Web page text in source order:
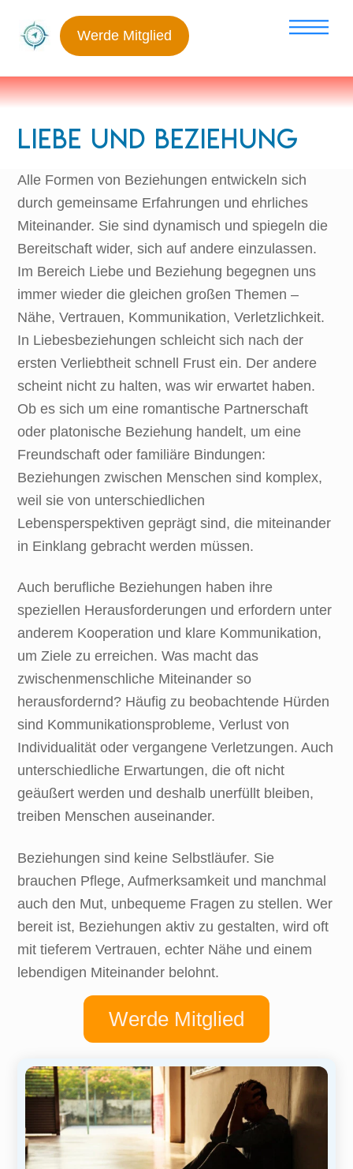
Werde Mitglied
Liebe und Beziehung
Alle Formen von Beziehungen entwickeln sich
durch gemeinsame Erfahrungen und ehrliches
Miteinander. Sie sind dynamisch und spiegeln die
Bereitschaft wider, sich auf andere einzulassen.
Im Bereich Liebe und Beziehung begegnen uns
immer wieder die gleichen großen Themen –
Nähe, Vertrauen, Kommunikation, Verletzlichkeit.
In Liebesbeziehungen schleicht sich nach der
ersten Verliebtheit schnell Frust ein. Der andere
scheint nicht zu halten, was wir erwartet haben.
Ob es sich um eine romantische Partnerschaft
oder platonische Beziehung handelt, um eine
Freundschaft oder familiäre Bindungen:
Beziehungen zwischen Menschen sind komplex,
weil sie von unterschiedlichen
Lebensperspektiven geprägt sind, die miteinander
in Einklang gebracht werden müssen.
Auch berufliche Beziehungen haben ihre
speziellen Herausforderungen und erfordern unter
anderem Kooperation und klare Kommunikation,
um Ziele zu erreichen. Was macht das
zwischenmenschliche Miteinander so
herausfordernd? Häufig zu beobachtende Hürden
sind Kommunikationsprobleme, Verlust von
Individualität oder vergangene Verletzungen. Auch
unterschiedliche Erwartungen, die oft nicht
geäußert werden und deshalb unerfüllt bleiben,
treiben Menschen auseinander.
Beziehungen sind keine Selbstläufer. Sie
brauchen Pflege, Aufmerksamkeit und manchmal
auch den Mut, unbequeme Fragen zu stellen. Wer
bereit ist, Beziehungen aktiv zu gestalten, wird oft
mit tieferem Vertrauen, echter Nähe und einem
lebendigen Miteinander belohnt.
Werde Mitglied